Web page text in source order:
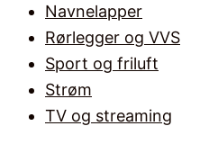
Navnelapper
Rørlegger og VVS
Sport og friluft
Strøm
TV og streaming